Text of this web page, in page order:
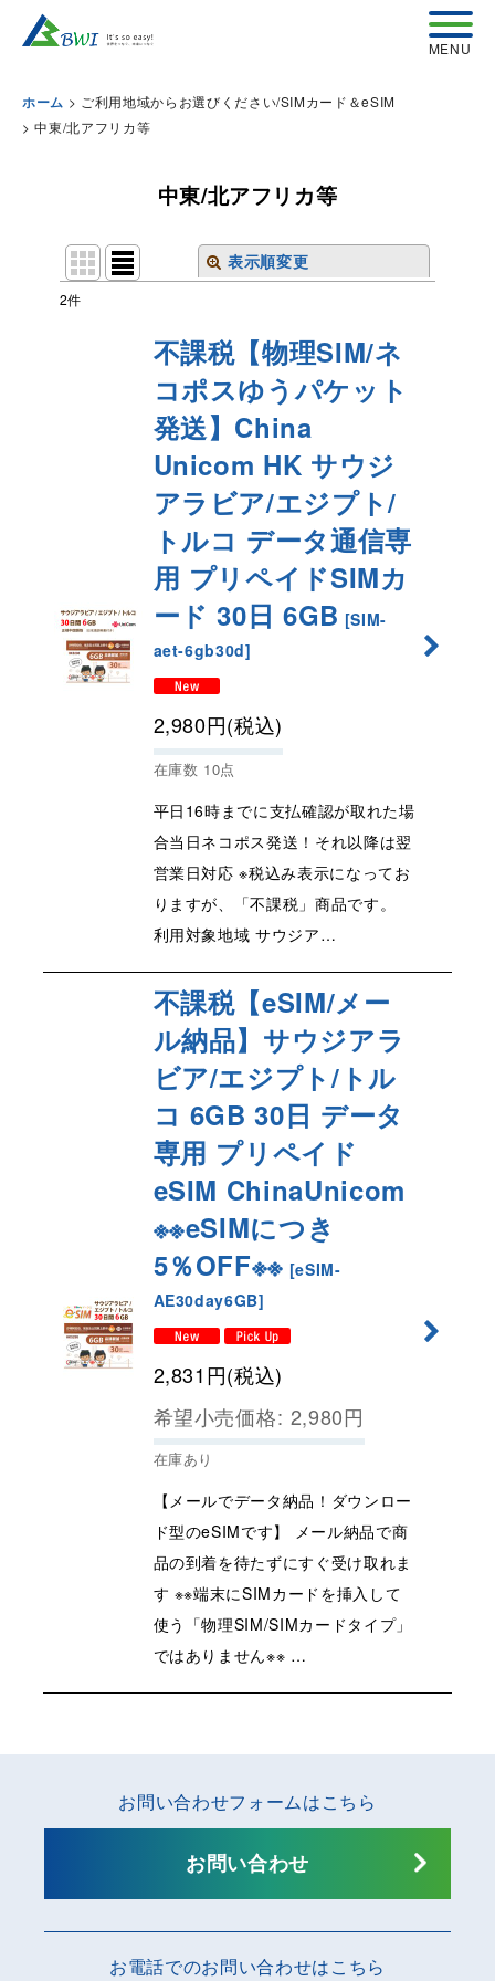
ホーム > ご利用地域からお選びください/SIMカード＆eSIM
> 中東/北アフリカ等
中東/北アフリカ等
表示順変更
絞り込む
2件
不課税【物理SIM/ネ
コポスゆうパケット
発送】China
Unicom HK サウジ
アラビア/エジプト/
トルコ データ通信専
用 プリペイドSIMカ
ード 30日 6GB [SIM-
aet-6gb30d]
2,980円(税込)
在庫数 10点
平日16時までに支払確認が取れた場
合当日ネコポス発送！それ以降は翌
営業日対応 ※税込み表示になってお
りますが、「不課税」商品です。
利用対象地域 サウジア…
不課税【eSIM/メー
ル納品】サウジアラ
ビア/エジプト/トル
コ 6GB 30日 データ
専用 プリペイド
eSIM ChinaUnicom
※※eSIMにつき
5％OFF※※ [eSIM-
AE30day6GB]
2,831円(税込)
希望小売価格: 2,980円
在庫あり
【メールでデータ納品！ダウンロー
ド型のeSIMです】 メール納品で商
品の到着を待たずにすぐ受け取れま
す ※※端末にSIMカードを挿入して
使う「物理SIM/SIMカードタイプ」
ではありません※※ …
お電話でのお問い合わせはこちら
お問い合わせフォームはこちら
お問い合わせ